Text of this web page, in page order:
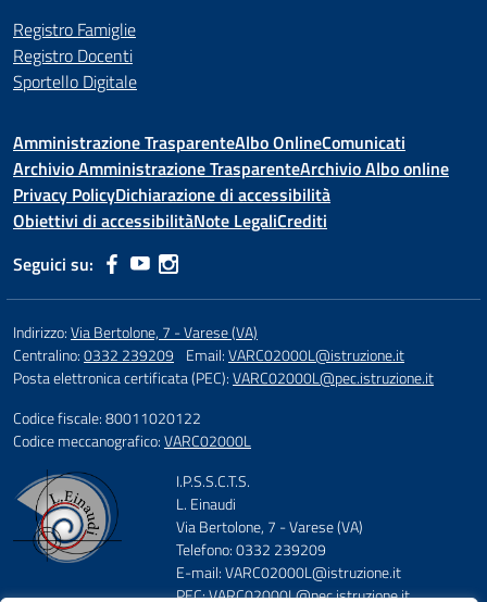
Registro Famiglie
Registro Docenti
Sportello Digitale
Amministrazione TrasparenteAlbo OnlineComunicati
Archivio Amministrazione TrasparenteArchivio Albo online
Privacy PolicyDichiarazione di accessibilità
Obiettivi di accessibilitàNote LegaliCrediti
Seguici su:
Indirizzo:Via Bertolone, 7 - Varese (VA)
Centralino:0332 239209 Email:VARC02000L@istruzione.it
Posta elettronica certificata (PEC):VARC02000L@pec.istruzione.it
Codice fiscale: 80011020122
Codice meccanografico:VARC02000L
I.P.S.S.C.T.S.
L. Einaudi
Via Bertolone, 7 - Varese (VA)
Telefono: 0332 239209
E-mail: VARC02000L@istruzione.it
PEC: VARC02000L@pec.istruzione.it